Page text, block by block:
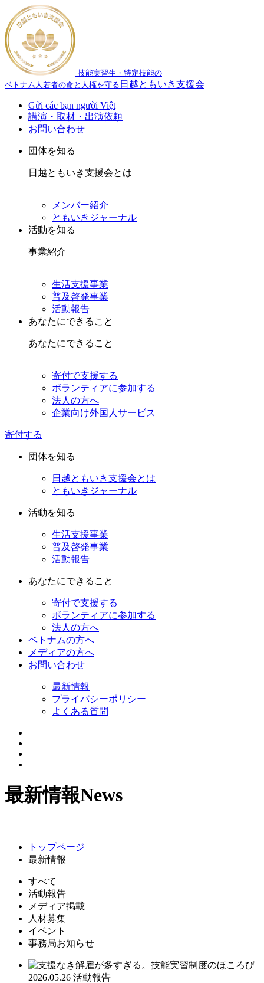
技能実習生・特定技能の
ベトナム人若者の命と人権を守る 日越ともいき支援会
Gửi các bạn người Việt
講演・取材・出演依頼
お問い合わせ
団体を知る
日越ともいき支援会とは
メンバー紹介
ともいきジャーナル
活動を知る
事業紹介
生活支援事業
普及啓発事業
活動報告
あなたにできること
あなたにできること
寄付で支援する
ボランティアに参加する
法人の方へ
企業向け外国人サービス
寄付する
団体を知る
日越ともいき支援会とは
ともいきジャーナル
活動を知る
生活支援事業
普及啓発事業
活動報告
あなたにできること
寄付で支援する
ボランティアに参加する
法人の方へ
ベトナムの方へ
メディアの方へ
お問い合わせ
最新情報
プライバシーポリシー
よくある質問
最新情報News
トップページ
最新情報
すべて
活動報告
メディア掲載
人材募集
イベント
事務局お知らせ
2026.05.26 活動報告